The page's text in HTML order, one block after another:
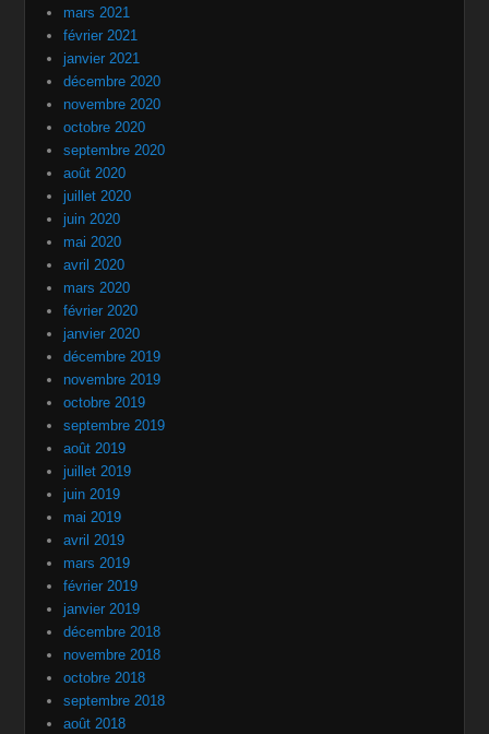
mars 2021
février 2021
janvier 2021
décembre 2020
novembre 2020
octobre 2020
septembre 2020
août 2020
juillet 2020
juin 2020
mai 2020
avril 2020
mars 2020
février 2020
janvier 2020
décembre 2019
novembre 2019
octobre 2019
septembre 2019
août 2019
juillet 2019
juin 2019
mai 2019
avril 2019
mars 2019
février 2019
janvier 2019
décembre 2018
novembre 2018
octobre 2018
septembre 2018
août 2018